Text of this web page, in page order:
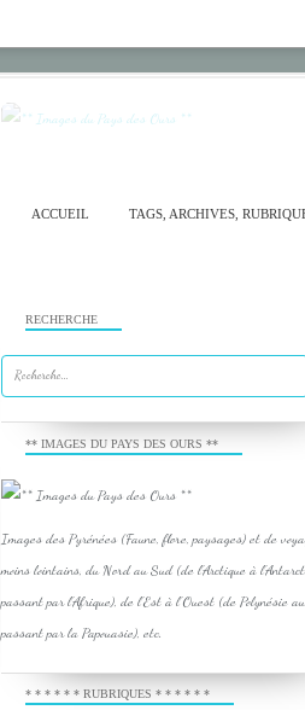
ACCUEIL TAGS, ARCHIVES,
RECHERCHE
** IMAGES DU PAYS DES OURS **
Images des Pyrénées (Faune, flore, paysages) et de
moins lointains, du Nord au Sud (de l'Arctique à
passant par l'Afrique), de l'Est à l'Ouest (de Polynésie au
passant par la Papouasie), etc.
* * * * * * RUBRIQUES * * * * * *